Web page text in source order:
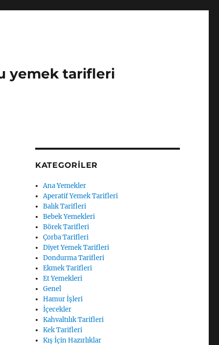
yemek tarifleri
KATEGORILER
Ana Yemekler
Aperatif Yemek Tarifleri
Balık Tarifleri
Bebek Yemekleri
Börek Tarifleri
Çorba Tarifleri
Diyet Yemek Tarifleri
Dondurma Tarifleri
Ekmek Tarifleri
Et Yemekleri
Genel
Hamur İşleri
İçecekler
Kahvaltılık Tarifleri
Kek Tarifleri
Kış İçin Hazırlıklar